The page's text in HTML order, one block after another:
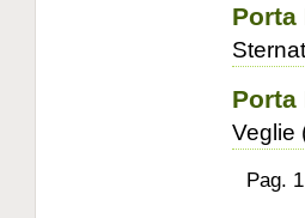
Porta
Porta
Veglie
Pag. 1